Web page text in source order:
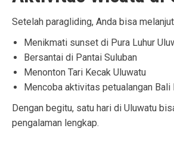
Setelah paragliding, Anda bisa
Menikmati sunset di Pura Luhur
Bersantai di Pantai Suluban
Menonton Tari Kecak Uluwatu
Mencoba aktivitas petualangan Bali
Dengan begitu, satu hari di Uluwatu
pengalaman lengkap.